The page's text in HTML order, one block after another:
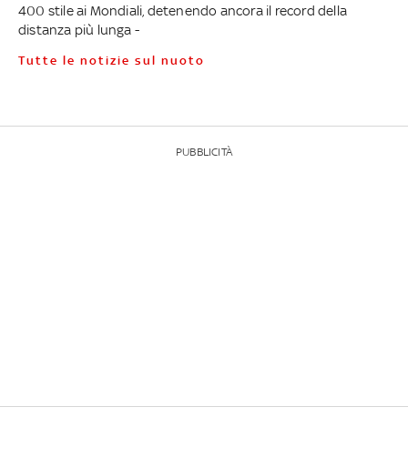
400 stile ai Mondiali, detenendo ancora il record della
distanza più lunga -
Tutte le notizie sul nuoto
PUBBLICITÀ